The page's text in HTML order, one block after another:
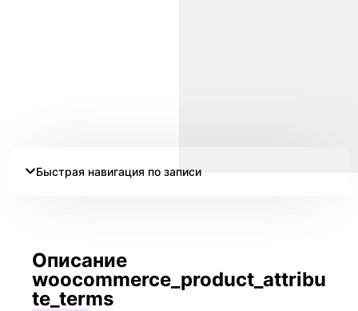
Быстрая навигация по записи
Описание
woocommerce_product_attribu
te_terms